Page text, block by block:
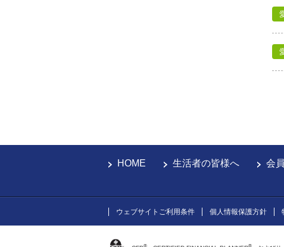
HOME 生活者の皆様へ 会
ウェブサイトご利用条件 個人情報保護方針
® ®